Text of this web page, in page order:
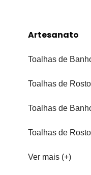
Artesanato
Toalhas de
Toalhas de
Toalhas de
Toalhas de
Ver mais (+)